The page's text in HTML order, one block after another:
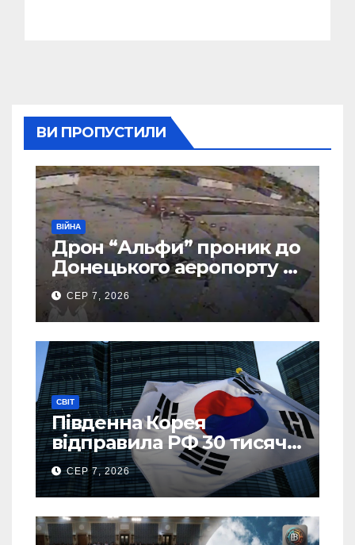
ВИ ПРОПУСТИЛИ
ВІЙНА
Дрон “Альфи” проник до
Донецького аеропорту та
спалив “Шахед” ще до
запуску
СЕР 7, 2026
СВІТ
Південна Корея
відправила РФ 30 тисяч
тонн авіапалива
СЕР 7, 2026